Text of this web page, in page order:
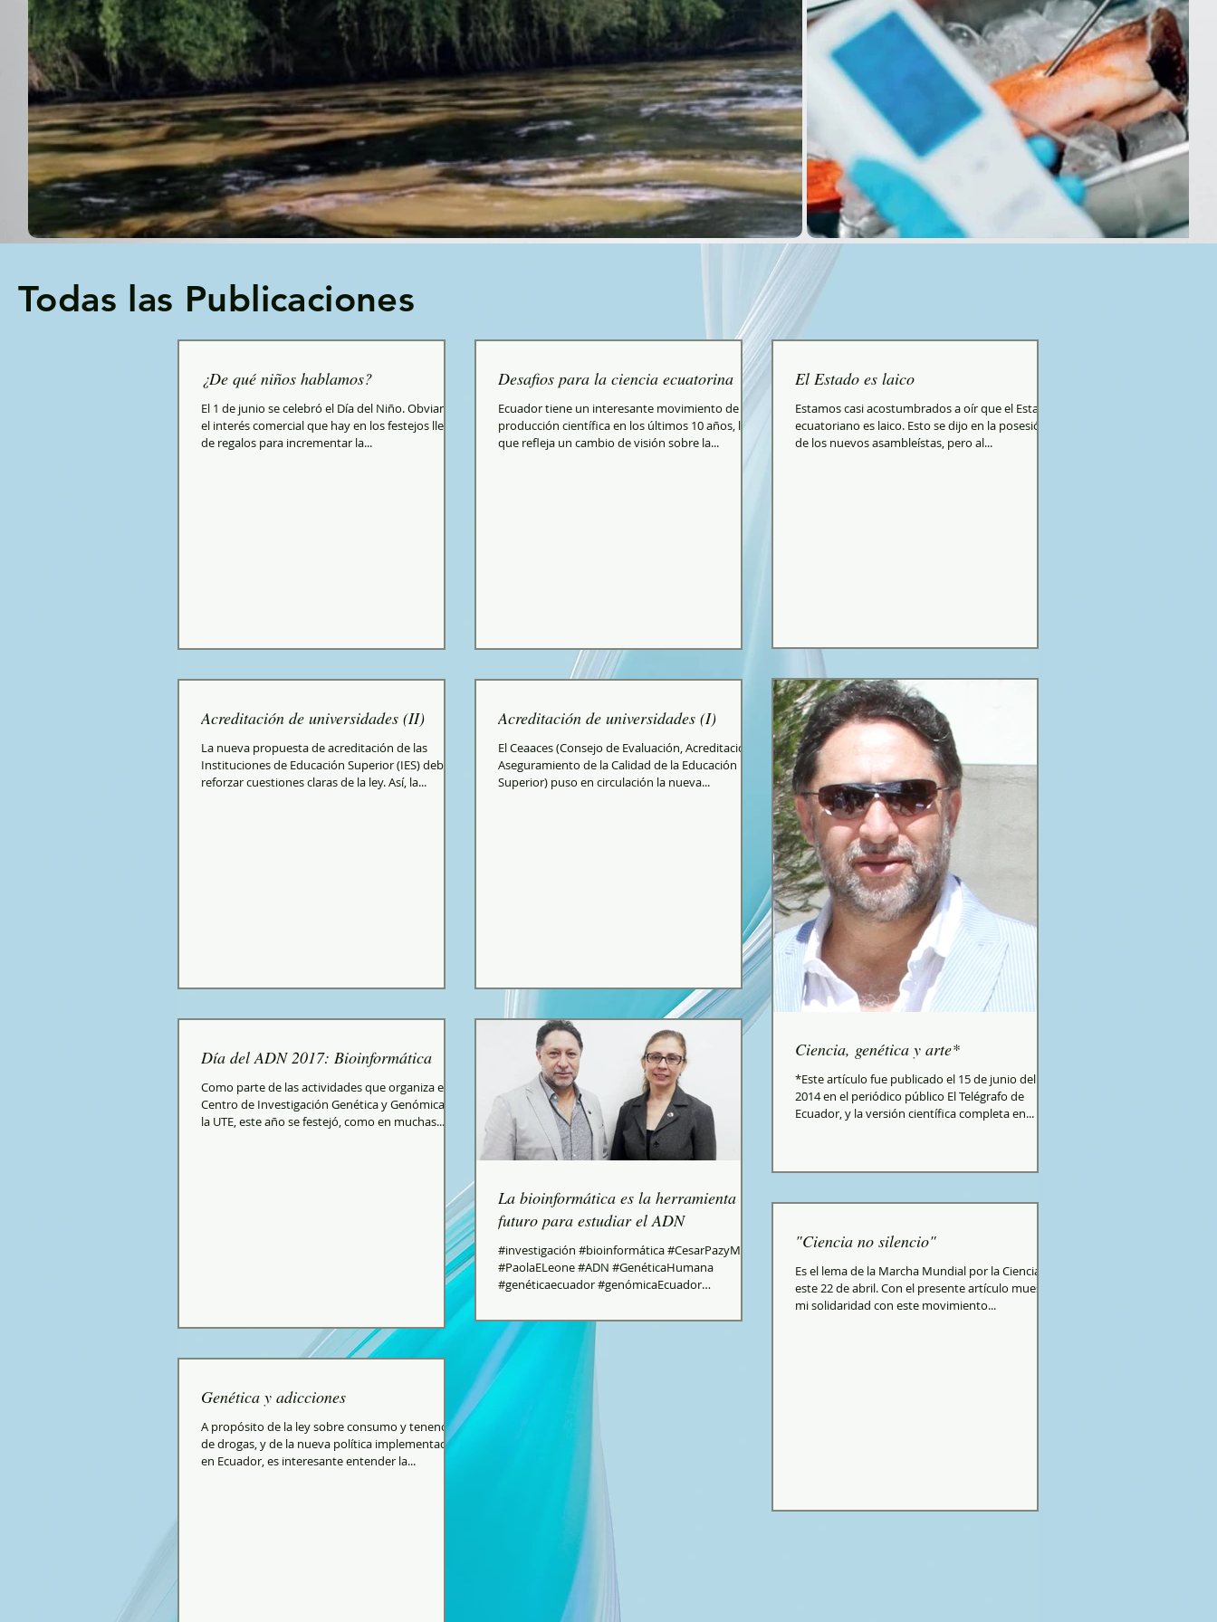
Todas las Publicaciones
¿De qué niños hablamos?
El 1 de junio se celebró el Día del Niño. Obviando
el interés comercial que hay en los festejos llenos
de regalos para incrementar la...
Desafios para la ciencia ecuatorina
Ecuador tiene un interesante movimiento de la
producción científica en los últimos 10 años, lo
que refleja un cambio de visión sobre la...
El Estado es laico
Estamos casi acostumbrados a oír que el Estado
ecuatoriano es laico. Esto se dijo en la posesión
de los nuevos asambleístas, pero al...
Acreditación de universidades (II)
La nueva propuesta de acreditación de las
Instituciones de Educación Superior (IES) debería
reforzar cuestiones claras de la ley. Así, la...
Acreditación de universidades (I)
El Ceaaces (Consejo de Evaluación, Acreditación y
Aseguramiento de la Calidad de la Educación
Superior) puso en circulación la nueva...
Ciencia, genética y arte*
*Este artículo fue publicado el 15 de junio del
2014 en el periódico público El Telégrafo de
Ecuador, y la versión científica completa en...
Día del ADN 2017: Bioinformática
Como parte de las actividades que organiza el
Centro de Investigación Genética y Genómica de
la UTE, este año se festejó, como en muchas...
La bioinformática es la herramienta del
futuro para estudiar el ADN
#investigación #bioinformática #CesarPazyMino
#PaolaELeone #ADN #GenéticaHumana
#genéticaecuador #genómicaEcuador
"Ciencia no silencio"
Es el lema de la Marcha Mundial por la Ciencia
este 22 de abril. Con el presente artículo muestro
mi solidaridad con este movimiento...
Genética y adicciones
A propósito de la ley sobre consumo y tenencia
de drogas, y de la nueva política implementada
en Ecuador, es interesante entender la...